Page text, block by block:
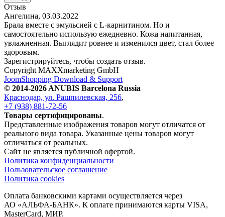
Отзыв
Ангелина, 03.03.2022
Брала вместе с эмульсией с L-карнитином. Но и
самостоятельно использую ежедневно. Кожа напитанная,
увлажненная. Выглядит ровнее и изменился цвет, стал более
здоровым.
Зарегистрируйтесь, чтобы создать отзыв.
Copyright MAXXmarketing GmbH
JoomShopping Download & Support
© 2014-2026 ANUBIS Barcelona Russia
Краснодар, ул. Рашпилевская, 256,
+7 (938) 881-72-56
Товары сертифицированы.
Представленные изображения товаров могут отличатся от
реального вида товара. Указанные цены товаров могут
отличаться от реальных.
Сайт не является публичной офертой.
Политика конфиденциальности
Пользовательское соглашение
Политика cookies
Оплата банковскими картами осуществляется через
АО «АЛЬФА-БАНК». К оплате принимаются карты VISA,
MasterCard, МИР.